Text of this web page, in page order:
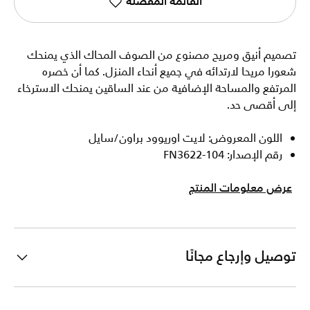
تصميم أنيق ومريح مصنوع من الصوف المحاك الذي يمنحك
شعورا مريحا لارتدائه في جميع أنحاء المنزل. كما أن خصره
المرتفع والمساحة الإضافية من عند الساقين يمنحك الاسترخاء
إلى أقصى حد.
اللون المعروض: لايت اوريوود براون/سايل
رقم الإصدار: FN3622-104
عرض معلومات المنتج
توصيل وإرجاع مجانًا